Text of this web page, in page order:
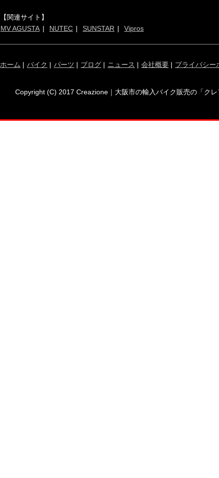
【関連サイト】
MV AGUSTA
NUTEC SUNSTAR Vipros
ホーム | バイク | パーツ | ブログ | ニュース | 会社概要 | プライバシー
Copyright (C) 2017 Creazione｜大阪市の輸入バイク販売の「ク